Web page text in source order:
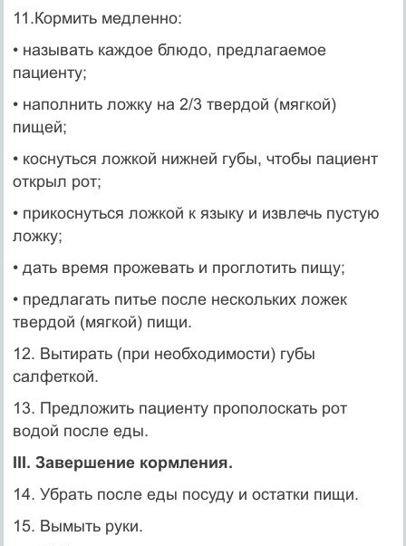
11.Кормить медленно:
• называть каждое блюдо, предлагаемое
пациенту;
• наполнить ложку на 2/3 твердой (мягкой)
пищей;
• коснуться ложкой нижней губы, чтобы пациент
открыл рот;
• прикоснуться ложкой к языку и извлечь пустую
ложку;
• дать время прожевать и проглотить пищу;
• предлагать питье после нескольких ложек
твердой (мягкой) пищи.
12. Вытирать (при необходимости) губы
салфеткой.
13. Предложить пациенту прополоскать рот
водой после еды.
III. Завершение кормления.
14. Убрать после еды посуду и остатки пищи.
15. Вымыть руки.